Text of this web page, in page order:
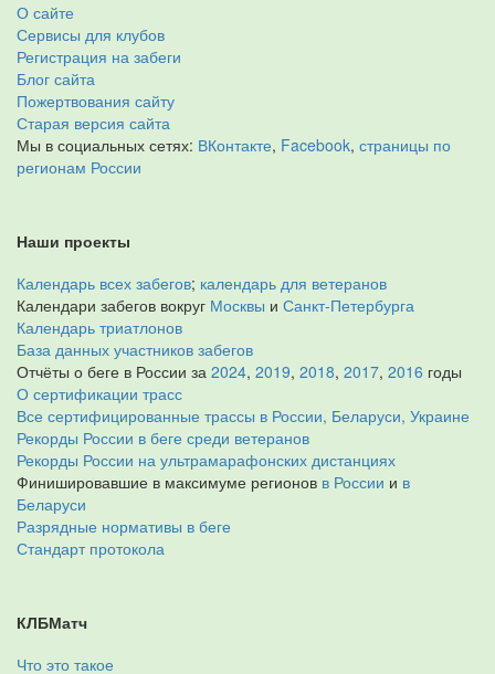
О сайте
Сервисы для клубов
Регистрация на забеги
Блог сайта
Пожертвования сайту
Старая версия сайта
Мы в социальных сетях: ВКонтакте, Facebook, страницы по
регионам России
Наши проекты
Календарь всех забегов; календарь для ветеранов
Календари забегов вокруг Москвы и Санкт-Петербурга
Календарь триатлонов
База данных участников забегов
Отчёты о беге в России за 2024, 2019, 2018, 2017, 2016 годы
О сертификации трасс
Все сертифицированные трассы в России, Беларуси, Украине
Рекорды России в беге среди ветеранов
Рекорды России на ультрамарафонских дистанциях
Финишировавшие в максимуме регионов в России и в
Беларуси
Разрядные нормативы в беге
Стандарт протокола
КЛБМатч
Что это такое